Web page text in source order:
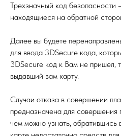
Трехзначный код безопасности
находящиеся на обратной
Далее вы будете
для ввода 3DSecure кода,
3DSecure код к Вам не пришел,
выдавший вам карту.
Случаи отказа в совершении
предназначена для совершения
чем можно узнать,